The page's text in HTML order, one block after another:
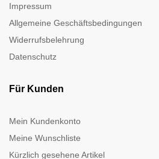
Impressum
Allgemeine Geschäftsbedingungen
Widerrufsbelehrung
Datenschutz
Für Kunden
Mein Kundenkonto
Meine Wunschliste
Kürzlich gesehene Artikel